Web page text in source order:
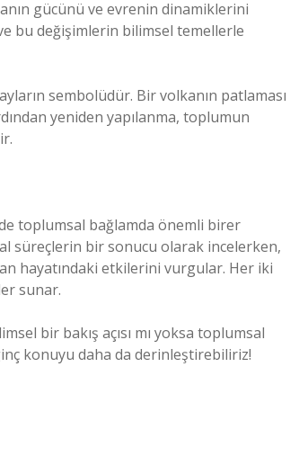
gücünü ve evrenin dinamiklerini
bu değişimlerin bilimsel temellerle
sembolüdür. Bir volkanın patlaması
yeniden yapılanma, toplumun
toplumsal bağlamda önemli birer
süreçlerin bir sonucu olarak incelerken,
hayatındaki etkilerini vurgular. Her iki
sunar.
bir bakış açısı mı yoksa toplumsal
konuyu daha da derinleştirebiliriz!